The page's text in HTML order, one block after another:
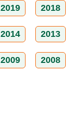
2019 2018
2014 2013
2009 2008